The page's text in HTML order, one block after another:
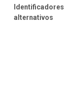
Identificadores
alternativos